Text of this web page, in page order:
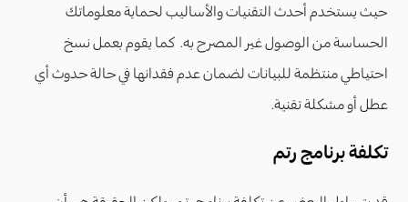
حيث يستخدم أحدث التقنيات والأساليب لحماية معلوماتك
الحساسة من الوصول غير المصرح به. كما يقوم بعمل نسخ
احتياطي منتظمة للبيانات لضمان عدم فقدانها في حالة حدوث أي
عطل أو مشكلة تقنية.
تكلفة برنامج رتم